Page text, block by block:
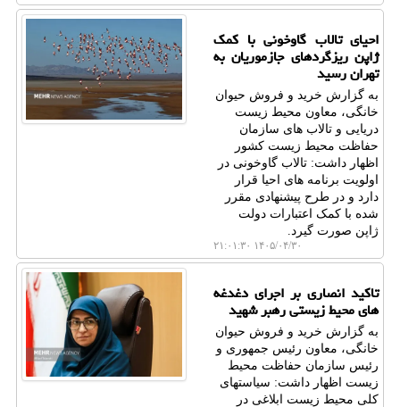
احیای تالاب گاوخونی با کمک
ژاپن ریزگردهای جازموریان به
تهران رسید
به گزارش خرید و فروش حیوان
خانگی، معاون محیط زیست
دریایی و تالاب های سازمان
حفاظت محیط زیست کشور
اظهار داشت: تالاب گاوخونی در
اولویت برنامه های احیا قرار
دارد و در طرح پیشنهادی مقرر
شده با کمک اعتبارات دولت
ژاپن صورت گیرد.
۱۴۰۵/۰۴/۳۰ ۲۱:۰۱:۳۰
تاکید انصاری بر اجرای دغدغه
های محیط زیستی رهبر شهید
به گزارش خرید و فروش حیوان
خانگی، معاون رئیس جمهوری و
رئیس سازمان حفاظت محیط
زیست اظهار داشت: سیاستهای
کلی محیط زیست ابلاغی در